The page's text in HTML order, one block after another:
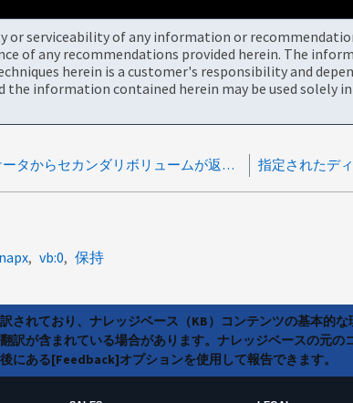
serviceability of any information or
of any recommendations provided herein. The
herein is a customer's responsibility and
information contained herein may be used solely
SCSQLロードロケータからセカンダリボリュームが返されない
vb:0 保持
されており、ナレッジベース（KB）コンテンツの基本的
訳が含まれている場合があります。ナレッジベースの元
にある[Feedback]オプションを使用して報告できます。